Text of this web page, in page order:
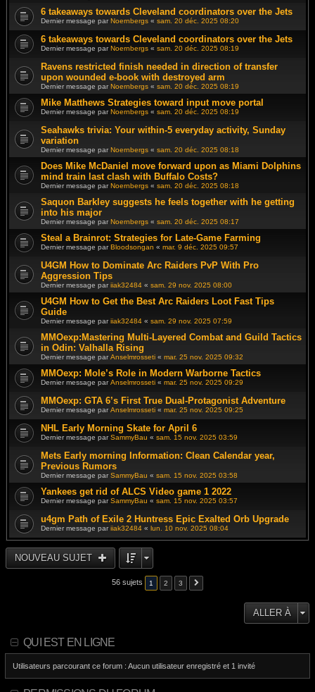
6 takeaways towards Cleveland coordinators over the Jets
Dernier message parNoernbergs « sam. 20 déc. 2025 08:20
6 takeaways towards Cleveland coordinators over the Jets
Dernier message parNoernbergs « sam. 20 déc. 2025 08:19
Ravens restricted finish needed in direction of transfer
upon wounded e-book with destroyed arm
Dernier message par Noernbergs « sam. 20 déc. 2025 08:19
Mike Matthews Strategies toward input move portal
Dernier message parNoernbergs « sam. 20 déc. 2025 08:19
Seahawks trivia: Your within-5 everyday activity, Sunday
variation
Dernier message par Noernbergs « sam. 20 déc. 2025 08:18
Does Mike McDaniel move forward upon as Miami Dolphins
mind train last clash with Buffalo Costs?
Dernier message parNoernbergs « sam. 20 déc. 2025 08:18
Saquon Barkley suggests he feels together with he getting
into his major
Dernier message par Noernbergs « sam. 20 déc. 2025 08:17
Steal a Brainrot: Strategies for Late-Game Farming
Dernier message parBloodsongan « mar. 9 déc. 2025 09:57
U4GM How to Dominate Arc Raiders PvP With Pro
Aggression Tips
Dernier message par iiak32484 « sam. 29 nov. 2025 08:00
U4GM How to Get the Best Arc Raiders Loot Fast Tips
Guide
Dernier message pariiak32484 « sam. 29 nov. 2025 07:59
MMOexp:Mastering Multi-Layered Combat and Guild Tactics
in Odin: Valhalla Rising
Dernier message par Anselmrosseti « mar. 25 nov. 2025 09:32
MMOexp: Mole’s Role in Modern Warborne Tactics
Dernier message parAnselmrosseti « mar. 25 nov. 2025 09:29
MMOexp: GTA 6’s First True Dual-Protagonist Adventure
Dernier message parAnselmrosseti « mar. 25 nov. 2025 09:25
NHL Early Morning Skate for April 6
Dernier message parSammyBau « sam. 15 nov. 2025 03:59
Mets Early morning Information: Clean Calendar year,
Previous Rumors
Dernier message par SammyBau « sam. 15 nov. 2025 03:58
Yankees get rid of ALCS Video game 1 2022
Dernier message parSammyBau « sam. 15 nov. 2025 03:57
u4gm Path of Exile 2 Huntress Epic Exalted Orb Upgrade
Dernier message pariiak32484 « lun. 10 nov. 2025 08:04
NOUVEAU SUJET
56 sujets 1 2 3
ALLER À
QUI EST EN LIGNE
Utilisateurs parcourant ce forum : Aucun utilisateur enregistré et 1 invité